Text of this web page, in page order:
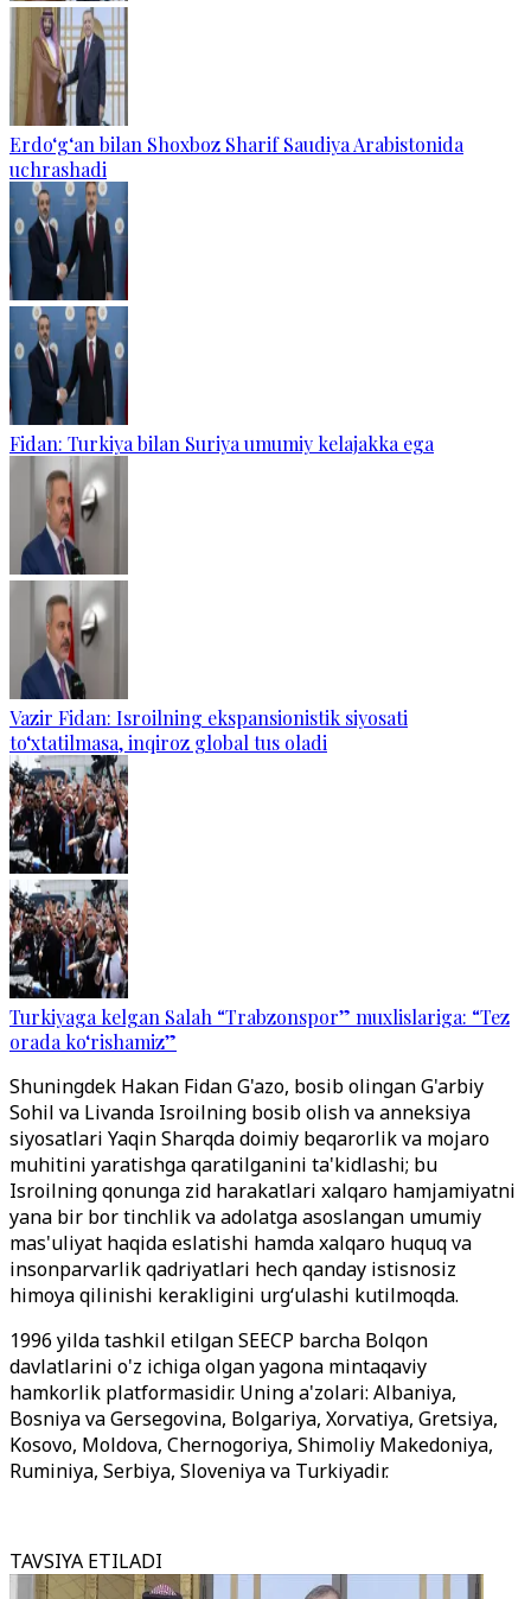
Erdo‘g‘an bilan Shoxboz Sharif Saudiya Arabistonida
uchrashadi
Fidan: Turkiya bilan Suriya umumiy kelajakka ega
Vazir Fidan: Isroilning ekspansionistik siyosati
to‘xtatilmasa, inqiroz global tus oladi
Turkiyaga kelgan Salah “Trabzonspor” muxlislariga: “Tez
orada ko‘rishamiz”
Shuningdek Hakan Fidan G'azo, bosib olingan G'arbiy
Sohil va Livanda Isroilning bosib olish va anneksiya
siyosatlari Yaqin Sharqda doimiy beqarorlik va mojaro
muhitini yaratishga qaratilganini ta'kidlashi; bu
Isroilning qonunga zid harakatlari xalqaro hamjamiyatni
yana bir bor tinchlik va adolatga asoslangan umumiy
mas'uliyat haqida eslatishi hamda xalqaro huquq va
insonparvarlik qadriyatlari hech qanday istisnosiz
himoya qilinishi kerakligini urg‘ulashi kutilmoqda.
1996 yilda tashkil etilgan SEECP barcha Bolqon
davlatlarini o'z ichiga olgan yagona mintaqaviy
hamkorlik platformasidir. Uning a'zolari: Albaniya,
Bosniya va Gersegovina, Bolgariya, Xorvatiya, Gretsiya,
Kosovo, Moldova, Chernogoriya, Shimoliy Makedoniya,
Ruminiya, Serbiya, Sloveniya va Turkiyadir.
TAVSIYA ETILADI